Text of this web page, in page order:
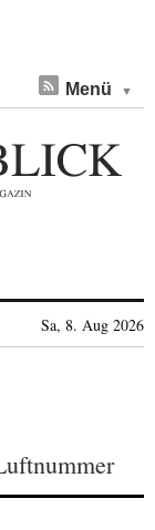
Menü
Sa, 8. Aug 2026